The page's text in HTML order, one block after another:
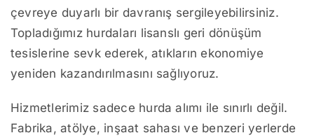
çevreye duyarlı bir davranış sergileyebilirsiniz.
Topladığımız hurdaları lisanslı geri dönüşüm
tesislerine sevk ederek, atıkların ekonomiye
yeniden kazandırılmasını sağlıyoruz.
Hizmetlerimiz sadece hurda alımı ile sınırlı değil.
Fabrika, atölye, inşaat sahası ve benzeri yerlerde